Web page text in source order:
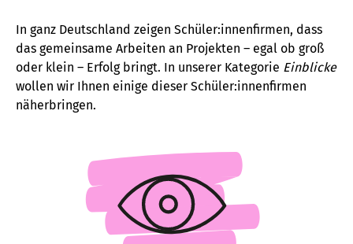
In ganz Deutschland zeigen Schüler:innenfirmen, dass
das gemeinsame Arbeiten an Projekten – egal ob groß
oder klein – Erfolg bringt. In unserer Kategorie Einblicke
wollen wir Ihnen einige dieser Schüler:innenfirmen
näherbringen.